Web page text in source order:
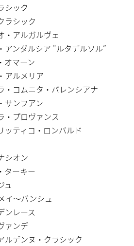
シック
ラシック
・アルガルヴェ
アンダルシア "ルタデルソル”
オマーン
アルメリア
・コムニタ・バレンシアナ
サンフアン
・プロヴァンス
ッティコ・ロンバルド
シオン
ターキー
ュ
イ〜バンシュ
ンレース
ァンデ
ルデンヌ・クラシック